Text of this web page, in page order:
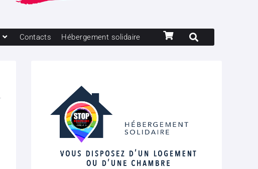
Contacts Hébergement solidaire